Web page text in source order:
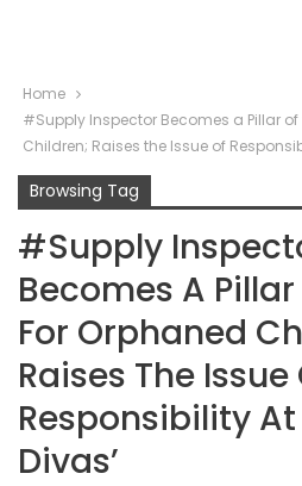
Home
#Supply Inspector Becomes a Pillar
Children; Raises the Issue of
Browsing Tag
#Supply
Becomes A
For Orphaned
Raises The Issue
Responsibility At
Divas’